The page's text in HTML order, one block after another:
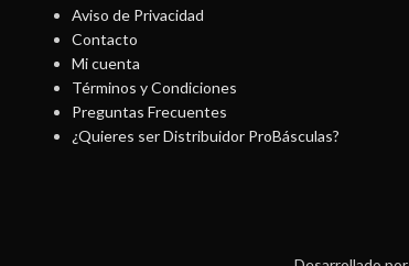
Aviso de Privacidad
Contacto
Mi cuenta
Términos y Condiciones
Preguntas Frecuentes
¿Quieres ser Distribuidor ProBásculas?